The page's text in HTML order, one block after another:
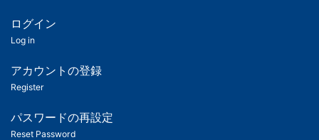
ツ
匿
名
ユ
ー
ログイン
Log in
アカウントの登録
Register
パスワードの再設定
Reset Password